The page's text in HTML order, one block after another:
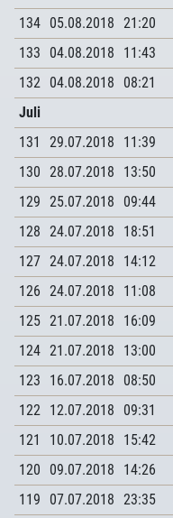
134 05.08.2018 21:20
133
04.08.2018 11:43
132 04.08.2018 08:21
Juli
131
29.07.2018 11:39
130 28.07.2018 13:50
129 25.07.2018 09:44
128 24.07.2018 18:51
127 24.07.2018 14:12
126
24.07.2018 11:08
125 21.07.2018 16:09
124 21.07.2018 13:00
123
16.07.2018 08:50
122 12.07.2018 09:31
121
10.07.2018 15:42
120
09.07.2018 14:26
119
07.07.2018 23:35